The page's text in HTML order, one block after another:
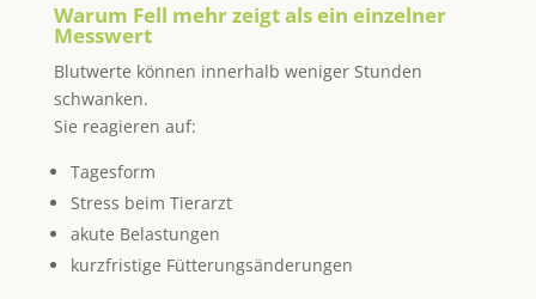
Warum Fell mehr zeigt als ein einzelner
Messwert
Blutwerte können innerhalb weniger Stunden
schwanken.
Sie reagieren auf:
Tagesform
Stress beim Tierarzt
akute Belastungen
kurzfristige Fütterungsänderungen